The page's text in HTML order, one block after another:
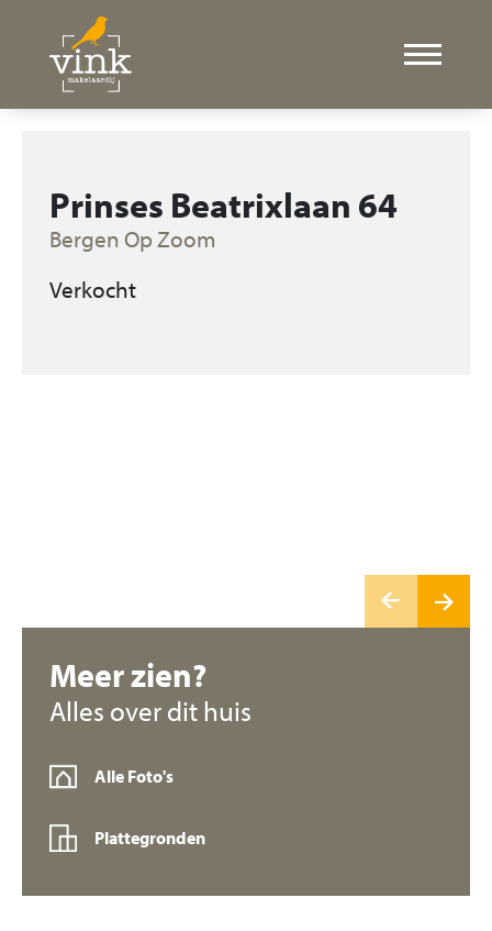
Prinses Beatrixlaan 64
Bergen Op Zoom
Verkocht
Meer zien?
Alles over dit huis
Alle Foto's
Plattegronden